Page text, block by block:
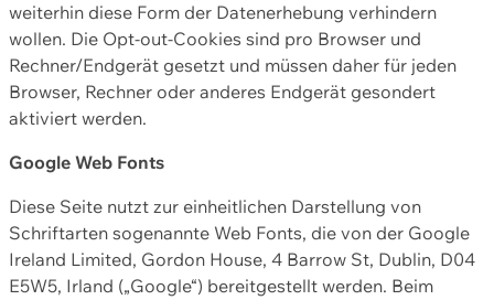
weiterhin diese Form der Datenerhebung verhindern
wollen. Die Opt-out-Cookies sind pro Browser und
Rechner/Endgerät gesetzt und müssen daher für jeden
Browser, Rechner oder anderes Endgerät gesondert
aktiviert werden.
Google Web Fonts
Diese Seite nutzt zur einheitlichen Darstellung von
Schriftarten sogenannte Web Fonts, die von der Google
Ireland Limited, Gordon House, 4 Barrow St, Dublin, D04
E5W5, Irland („Google“) bereitgestellt werden. Beim